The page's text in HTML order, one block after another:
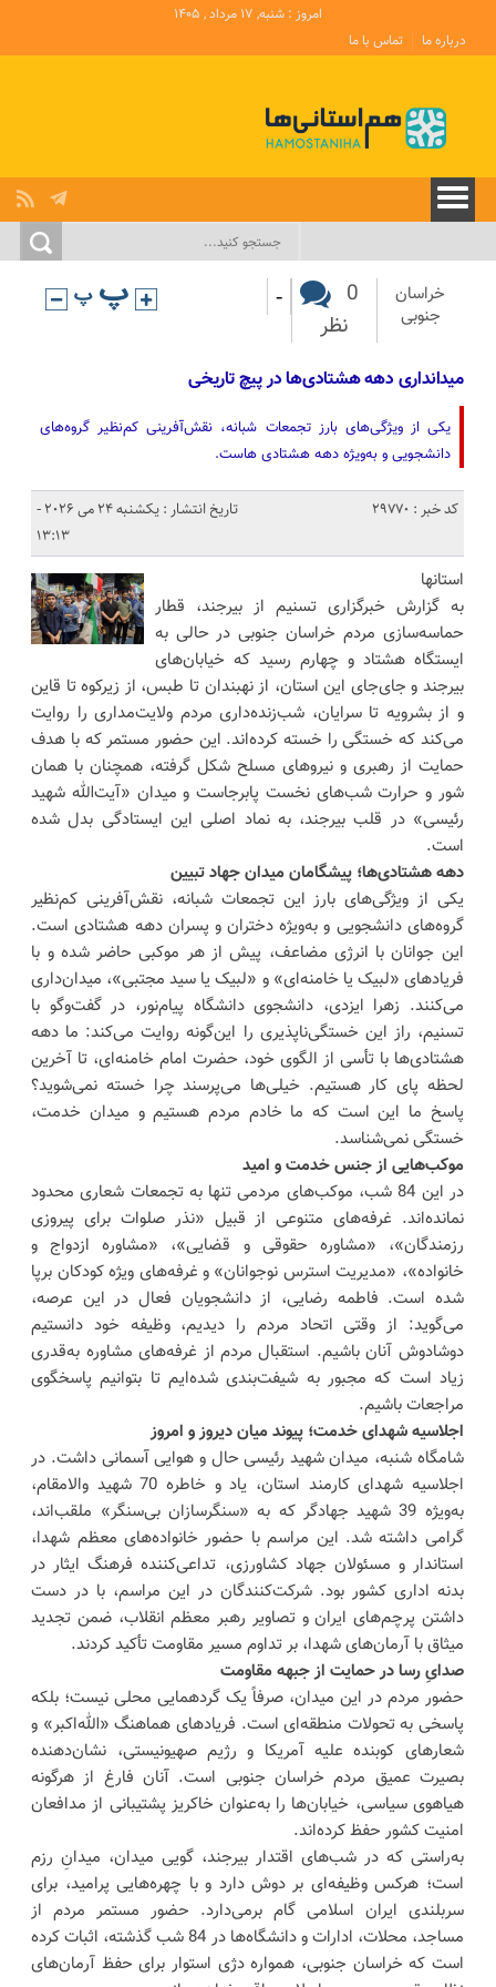
امروز : شنبه, ۱۷ مرداد , ۱۴۰۵
درباره ما
تماس با ما
خراسان
جنوبی
0
نظر
-
میدانداری دهه هشتادی‌ها در پیچ تاریخی
یکی از ویژگی‌های بارز تجمعات شبانه، نقش‌آفرینی کم‌نظیر گروه‌های
دانشجویی و به‌ویژه دهه هشتادی هاست.
کد خبر : 29770
تاریخ انتشار : یکشنبه 24 می 2026 -
13:13
استانها
به گزارش خبرگزاری تسنیم از بیرجند، قطار
حماسه‌سازی مردم خراسان جنوبی در حالی به
ایستگاه هشتاد و چهارم رسید که خیابان‌های
بیرجند و جای‌جای این استان، از نهبندان تا طبس، از زیرکوه تا قاین
و از بشرویه تا سرایان، شب‌زنده‌داری مردم ولایت‌مداری را روایت
می‌کند که خستگی را خسته کرده‌اند. این حضور مستمر که با هدف
حمایت از رهبری و نیروهای مسلح شکل گرفته، همچنان با همان
شور و حرارت شب‌های نخست پابرجاست و میدان «آیت‌الله شهید
رئیسی» در قلب بیرجند، به نماد اصلی این ایستادگی بدل شده
است.
دهه هشتادی‌ها؛ پیشگامان میدان جهاد تبیین
یکی از ویژگی‌های بارز این تجمعات شبانه، نقش‌آفرینی کم‌نظیر
گروه‌های دانشجویی و به‌ویژه دختران و پسران دهه هشتادی است.
این جوانان با انرژی مضاعف، پیش از هر موکبی حاضر شده و با
فریادهای «لبیک یا خامنه‌ای» و «لبیک یا سید مجتبی»، میدان‌داری
می‌کنند. زهرا ایزدی، دانشجوی دانشگاه پیام‌نور، در گفت‌وگو با
تسنیم، راز این خستگی‌ناپذیری را این‌گونه روایت می‌کند: ما دهه
هشتادی‌ها با تأسی از الگوی خود، حضرت امام خامنه‌ای، تا آخرین
لحظه پای کار هستیم. خیلی‌ها می‌پرسند چرا خسته نمی‌شوید؟
پاسخ ما این است که ما خادم مردم هستیم و میدان خدمت،
خستگی نمی‌شناسد.
موکب‌هایی از جنس خدمت و امید
در این 84 شب، موکب‌های مردمی تنها به تجمعات شعاری محدود
نمانده‌اند. غرفه‌های متنوعی از قبیل «نذر صلوات برای پیروزی
رزمندگان»، «مشاوره حقوقی و قضایی»، «مشاوره ازدواج و
خانواده»، «مدیریت استرس نوجوانان» و غرفه‌های ویژه کودکان برپا
شده است. فاطمه رضایی، از دانشجویان فعال در این عرصه،
می‌گوید: از وقتی اتحاد مردم را دیدیم، وظیفه خود دانستیم
دوشادوش آنان باشیم. استقبال مردم از غرفه‌های مشاوره به‌قدری
زیاد است که مجبور به شیفت‌بندی شده‌ایم تا بتوانیم پاسخگوی
مراجعات باشیم.
اجلاسیه شهدای خدمت؛ پیوند میان دیروز و امروز
شامگاه شنبه، میدان شهید رئیسی حال و هوایی آسمانی داشت. در
اجلاسیه شهدای کارمند استان، یاد و خاطره 70 شهید والامقام،
به‌ویژه 39 شهید جهادگر که به «سنگرسازان بی‌سنگر» ملقب‌اند،
گرامی داشته شد. این مراسم با حضور خانواده‌های معظم شهدا،
استاندار و مسئولان جهاد کشاورزی، تداعی‌کننده فرهنگ ایثار در
بدنه اداری کشور بود. شرکت‌کنندگان در این مراسم، با در دست
داشتن پرچم‌های ایران و تصاویر رهبر معظم انقلاب، ضمن تجدید
میثاق با آرمان‌های شهدا، بر تداوم مسیر مقاومت تأکید کردند.
صدایِ رسا در حمایت از جبهه مقاومت
حضور مردم در این میدان، صرفاً یک گردهمایی محلی نیست؛ بلکه
پاسخی به تحولات منطقه‌ای است. فریادهای هماهنگ «الله‌اکبر» و
شعارهای کوبنده علیه آمریکا و رژیم صهیونیستی، نشان‌دهنده
بصیرت عمیق مردم خراسان جنوبی است. آنان فارغ از هرگونه
هیاهوی سیاسی، خیابان‌ها را به‌عنوان خاکریز پشتیبانی از مدافعان
امنیت کشور حفظ کرده‌اند.
به‌راستی که در شب‌های اقتدار بیرجند، گویی میدان، میدانِ رزم
است؛ هرکس وظیفه‌ای بر دوش دارد و با چهره‌هایی پرامید، برای
سربلندی ایران اسلامی گام برمی‌دارد. حضور مستمر مردم از
مساجد، محلات، ادارات و دانشگاه‌ها در 84 شب گذشته، اثبات کرده
است که خراسان جنوبی، همواره دژی استوار برای حفظ آرمان‌های